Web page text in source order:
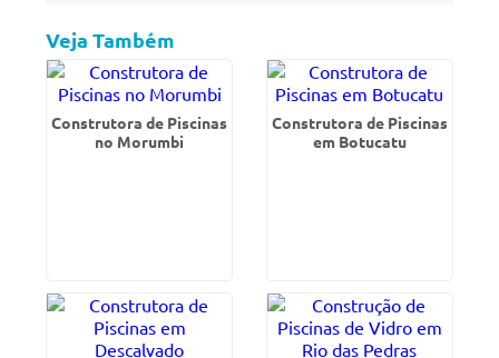
Veja Também
Construtora de Piscinas
no Morumbi
Construtora de Piscinas
em Botucatu